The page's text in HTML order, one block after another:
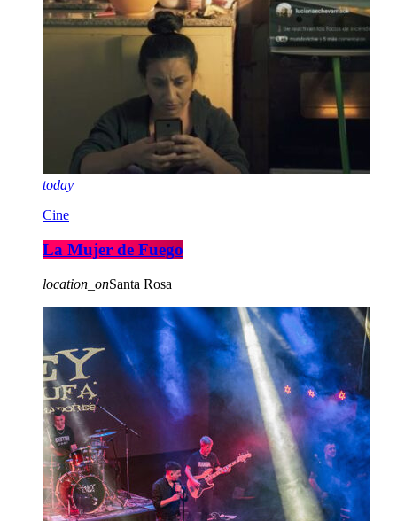
today
Cine
La Mujer de Fuego
location_onSanta Rosa